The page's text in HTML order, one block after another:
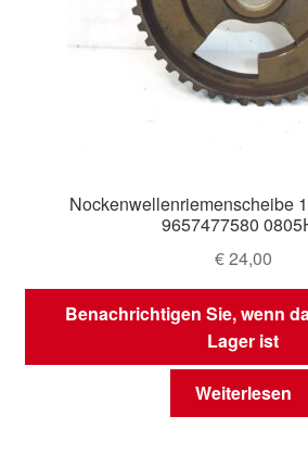
Nockenwellenriemenscheibe
9657477580
€24,00
Benachrichtigen Sie, wenn
Lager ist
Weiterlesen